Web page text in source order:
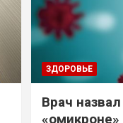
ЗДОРОВЬЕ
Врач
«омикроне»